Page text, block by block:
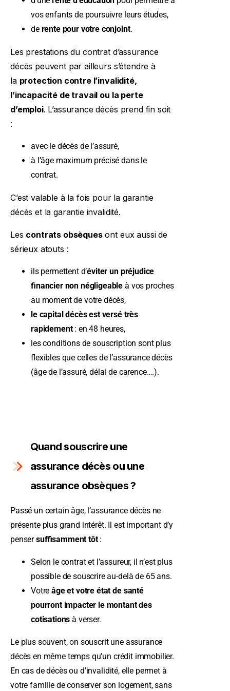
vos enfants de poursuivre leurs études,
de rente pour votre conjoint.
Les prestations du contrat d’assurance
décès peuvent par ailleurs s’étendre à
la protection contre l’invalidité,
l’incapacité de travail ou la perte
d’emploi. L’assurance décès prend fin soit
:
avec le décès de l’assuré,
à l’âge maximum précisé dans le
contrat.
C’est valable à la fois pour la garantie
décès et la garantie invalidité.
Les contrats obsèquesont eux aussi de
sérieux atouts :
ils permettent d’éviter un préjudice
financier non négligeable à vos proches
au moment de votre décès,
le capital décès est versé très
rapidement: en 48 heures,
les conditions de souscription sont plus
flexibles que celles de l’assurance décès
(âge de l’assuré, délai de carence….).
Quand souscrire une
assurance décès ou une
assurance obsèques ?
Passé un certain âge, l’assurance décès ne
présente plus grand intérêt. Il est important d’y
pensersuffisamment tôt:
Selon le contrat et l’assureur, il n’est plus
possible de souscrire au-delà de 65 ans.
Votreâge et votre état de santé
pourront impacter le montant des
cotisations à verser.
Le plus souvent, on souscrit une assurance
décès en même temps qu’un crédit immobilier.
En cas de décès ou d’invalidité, elle permet à
votre famille de conserver son logement, sans